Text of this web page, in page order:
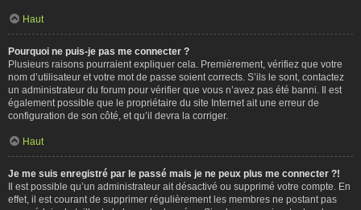
Haut
Pourquoi ne puis-je pas me connecter ?
Plusieurs raisons pourraient expliquer cela. Premièrement, vérifiez que votre
nom d’utilisateur et votre mot de passe soient corrects. S’ils le sont, contactez
un administrateur du forum pour vérifier que vous n’avez pas été banni. Il est
également possible que le propriétaire du site Internet ait une erreur de
configuration de son côté, et qu’il devra la corriger.
Haut
Je me suis enregistré par le passé mais je ne peux plus me connecter ?!
Il est possible qu’un administrateur ait désactivé ou supprimé votre compte. En
effet, il est courant de supprimer régulièrement les membres ne postant pas